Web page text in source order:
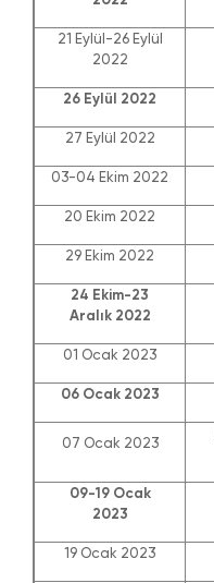
21 Eylül-26 Eylül
2022
26 Eylül 2022
27 Eylül 2022
03-04 Ekim 2022
20 Ekim 2022
29 Ekim 2022
24 Ekim-23
Aralık 2022
01 Ocak 2023
06 Ocak 2023
07 Ocak 2023
09-19 Ocak
2023
19 Ocak 2023